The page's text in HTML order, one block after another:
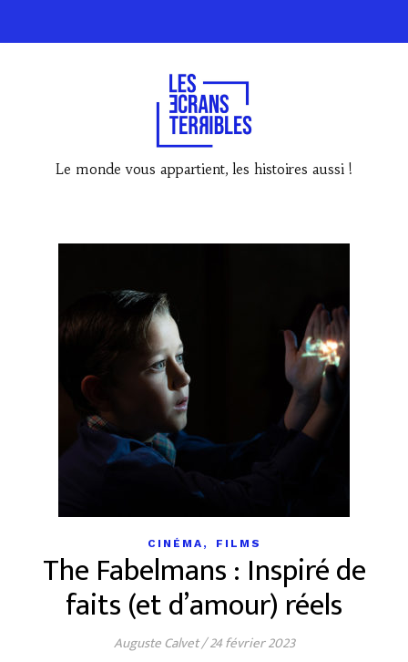
Le monde vous appartient, les histoires aussi !
CINÉMA , FILMS
The Fabelmans : Inspiré de
faits (et d’amour) réels
Auguste Calvet/24 février 2023